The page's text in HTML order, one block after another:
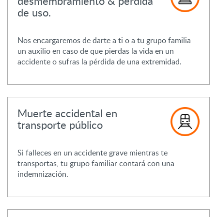
de uso.
Nos encargaremos de darte a ti o a tu grupo familia
un auxilio en caso de que pierdas la vida en un
accidente o sufras la pérdida de una extremidad.
Muerte accidental en
transporte público
Si falleces en un accidente grave mientras te
transportas, tu grupo familiar contará con una
indemnización.